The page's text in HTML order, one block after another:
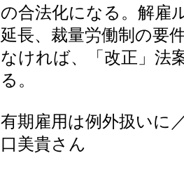
の合法化になる。解雇
延長、裁量労働制の要
なければ、「改正」法
る。
有期雇用は例外扱いに
口美貴さん